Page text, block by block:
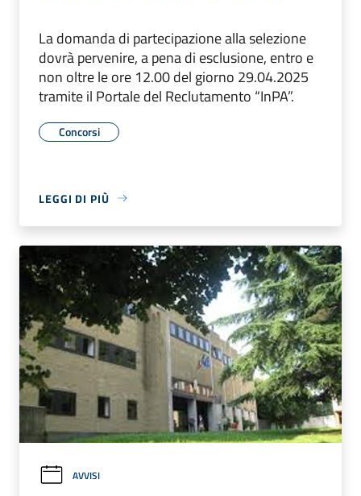
La domanda di partecipazione alla selezione
dovrà pervenire, a pena di esclusione, entro e
non oltre le ore 12.00 del giorno 29.04.2025
tramite il Portale del Reclutamento “InPA”.
Concorsi
LEGGI DI PIÙ
AVVISI